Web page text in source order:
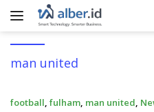
Langsung
man united
football, fulham, man united,